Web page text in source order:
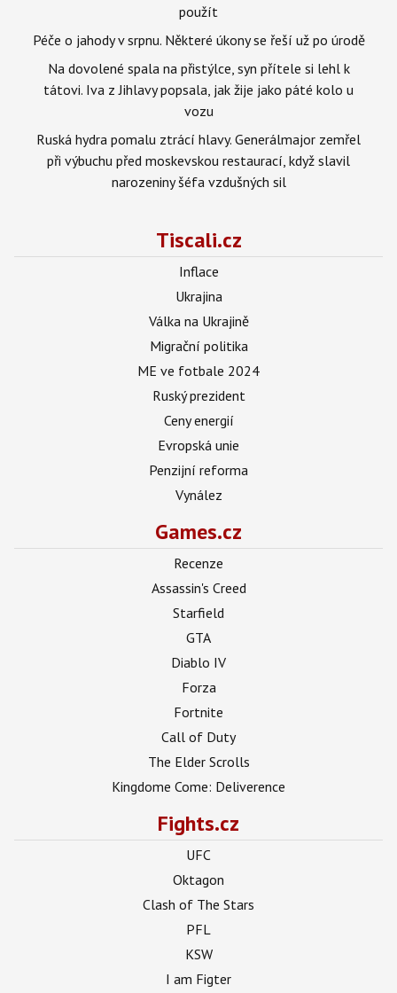
použít
Péče o jahody v srpnu. Některé úkony se řeší už po úrodě
Na dovolené spala na přistýlce, syn přítele si lehl k
tátovi. Iva z Jihlavy popsala, jak žije jako páté kolo u
vozu
Ruská hydra pomalu ztrácí hlavy. Generálmajor zemřel
při výbuchu před moskevskou restaurací, když slavil
narozeniny šéfa vzdušných sil
Tiscali.cz
Inflace
Ukrajina
Válka na Ukrajině
Migrační politika
ME ve fotbale 2024
Ruský prezident
Ceny energií
Evropská unie
Penzijní reforma
Vynález
Games.cz
Recenze
Assassin's Creed
Starfield
GTA
Diablo IV
Forza
Fortnite
Call of Duty
The Elder Scrolls
Kingdome Come: Deliverence
Fights.cz
UFC
Oktagon
Clash of The Stars
PFL
KSW
I am Figter